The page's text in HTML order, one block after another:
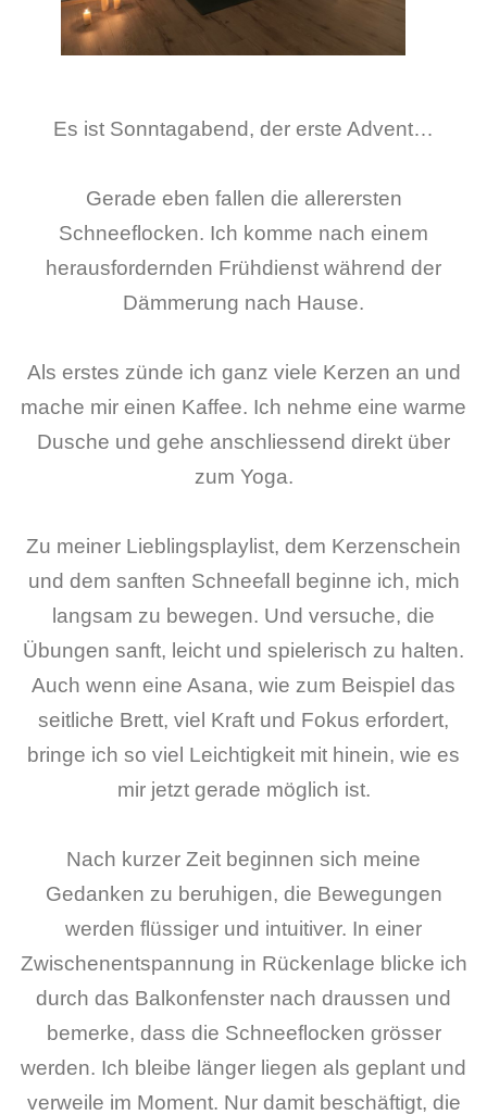
Es ist Sonntagabend, der erste Advent…
Gerade eben fallen die allerersten
Schneeflocken. Ich komme nach einem
herausfordernden Frühdienst während der
Dämmerung nach Hause.
Als erstes zünde ich ganz viele Kerzen an und
mache mir einen Kaffee. Ich nehme eine warme
Dusche und gehe anschliessend direkt über
zum Yoga.
Zu meiner Lieblingsplaylist, dem Kerzenschein
und dem sanften Schneefall beginne ich, mich
langsam zu bewegen. Und versuche, die
Übungen sanft, leicht und spielerisch zu halten.
Auch wenn eine Asana, wie zum Beispiel das
seitliche Brett, viel Kraft und Fokus erfordert,
bringe ich so viel Leichtigkeit mit hinein, wie es
mir jetzt gerade möglich ist.
Nach kurzer Zeit beginnen sich meine
Gedanken zu beruhigen, die Bewegungen
werden flüssiger und intuitiver. In einer
Zwischenentspannung in Rückenlage blicke ich
durch das Balkonfenster nach draussen und
bemerke, dass die Schneeflocken grösser
werden. Ich bleibe länger liegen als geplant und
verweile im Moment. Nur damit beschäftigt, die